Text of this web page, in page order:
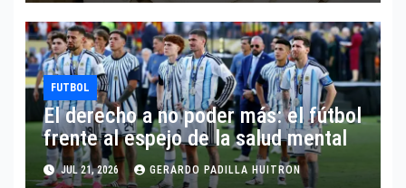
FUTBOL
El derecho a no poder más: el fútbol
frente al espejo de la salud mental
JUL 21, 2026 GERARDO PADILLA HUITRON